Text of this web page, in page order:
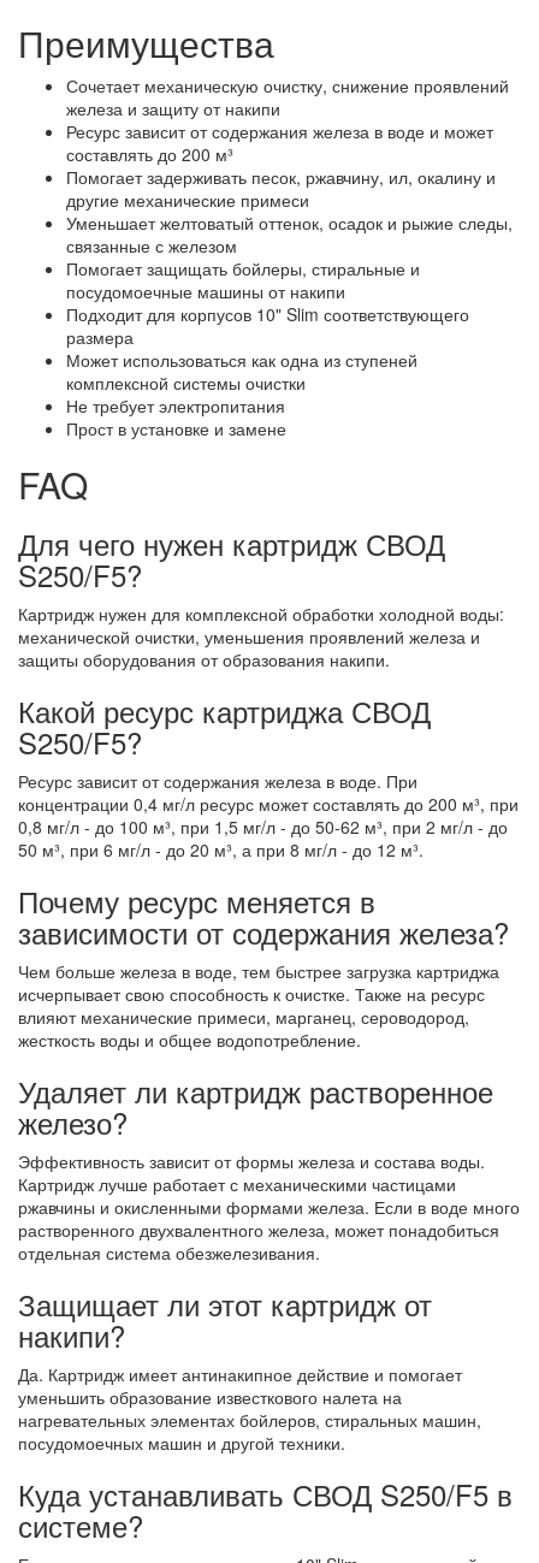
Преимущества
Сочетает механическую очистку, снижение проявлений
железа и защиту от накипи
Ресурс зависит от содержания железа в воде и может
составлять до 200 м³
Помогает задерживать песок, ржавчину, ил, окалину и
другие механические примеси
Уменьшает желтоватый оттенок, осадок и рыжие следы,
связанные с железом
Помогает защищать бойлеры, стиральные и
посудомоечные машины от накипи
Подходит для корпусов 10" Slim соответствующего
размера
Может использоваться как одна из ступеней
комплексной системы очистки
Не требует электропитания
Прост в установке и замене
FAQ
Для чего нужен картридж СВОД
S250/F5?
Картридж нужен для комплексной обработки холодной воды:
механической очистки, уменьшения проявлений железа и
защиты оборудования от образования накипи.
Какой ресурс картриджа СВОД
S250/F5?
Ресурс зависит от содержания железа в воде. При
концентрации 0,4 мг/л ресурс может составлять до 200 м³, при
0,8 мг/л - до 100 м³, при 1,5 мг/л - до 50-62 м³, при 2 мг/л - до
50 м³, при 6 мг/л - до 20 м³, а при 8 мг/л - до 12 м³.
Почему ресурс меняется в
зависимости от содержания железа?
Чем больше железа в воде, тем быстрее загрузка картриджа
исчерпывает свою способность к очистке. Также на ресурс
влияют механические примеси, марганец, сероводород,
жесткость воды и общее водопотребление.
Удаляет ли картридж растворенное
железо?
Эффективность зависит от формы железа и состава воды.
Картридж лучше работает с механическими частицами
ржавчины и окисленными формами железа. Если в воде много
растворенного двухвалентного железа, может понадобиться
отдельная система обезжелезивания.
Защищает ли этот картридж от
накипи?
Да. Картридж имеет антинакипное действие и помогает
уменьшить образование известкового налета на
нагревательных элементах бойлеров, стиральных машин,
посудомоечных машин и другой техники.
Куда устанавливать СВОД S250/F5 в
системе?